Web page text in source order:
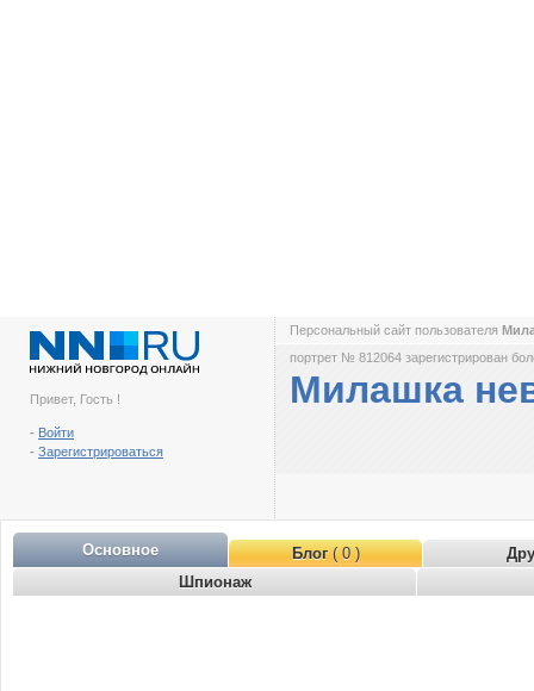
Привет, Гость !
- Войти
- Зарегистрироваться
Персональный сайт пользователя
портрет № 812064 зарегистрирован
Милашка
Основное Блог( 0 )
Шпионаж